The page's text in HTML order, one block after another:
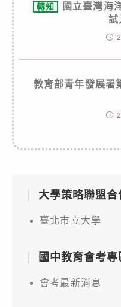
轉知
國立臺灣海
試
教育部青年發展署
大學策略聯盟合
臺北市立大學
國中教育會考專
會考最新消息